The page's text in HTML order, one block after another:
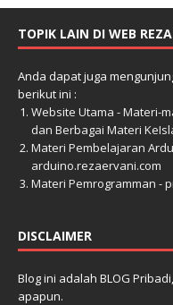
TOPIK LAIN DI WEB
Anda dapat juga
berikut ini :
Website Utama - Materi-
dan Berbagai Materi
Materi Pembelajaran
arduino.rezaervani.com
Materi Pemrogramman -
DISCLAIMER
Blog ini adalah BLOG
apapun.